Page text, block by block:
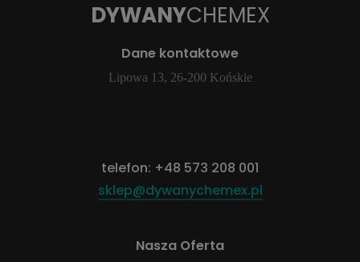
DYWANYCHEMEX
Dane kontaktowe
Lipowa 13, 26-200 Końskie
telefon: +48 573 208 001
sklep@dywanychemex.pl
Nasza Oferta